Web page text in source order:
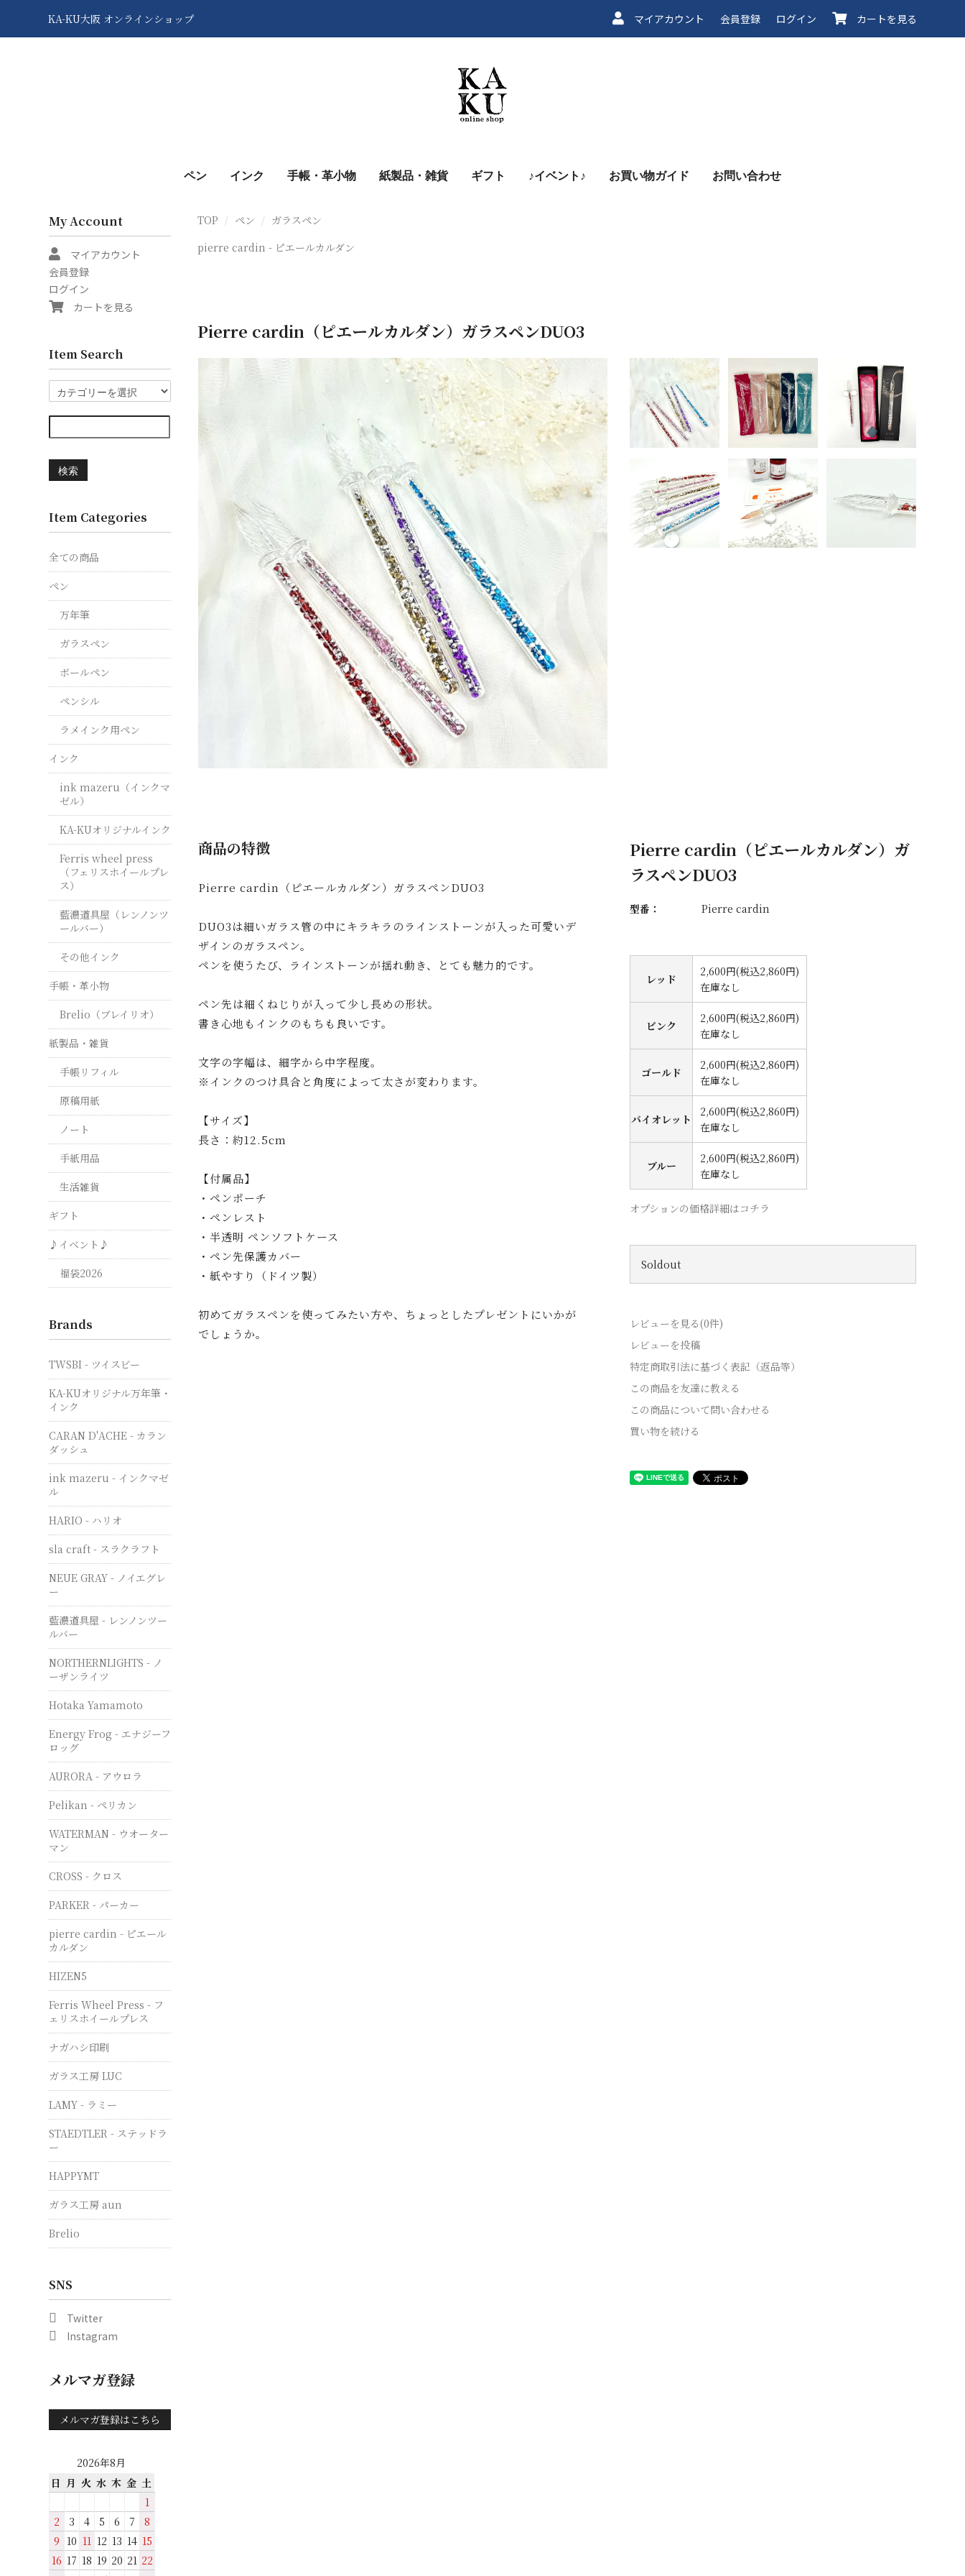
KA-KU大阪 オンラインショップ マイアカウント 会員登録 ログイン カートを見る
ペン インク 手帳・革小物 紙製品・雑貨 ギフト ♪イベント♪ お買い物ガイド お問い合わせ
TOP ペン
ガラスペン
pierre cardin - ピエールカルダン
Pierre cardin（ピエールカルダン）ガラスペンDUO3
商品の特徴
Pierre cardin（ピエールカルダン）ガラスペンDUO3
DUO3は細いガラス管の中にキラキラのラインストーンが入った可愛いデ
ザインのガラスペン。
ペンを使うたび、ラインストーンが揺れ動き、とても魅力的です。
ペン先は細くねじりが入って少し長めの形状。
書き心地もインクのもちも良いです。
文字の字幅は、細字から中字程度。
※インクのつけ具合と角度によって太さが変わります。
【サイズ】
長さ：約12.5cm
【付属品】
・ペンポーチ
・ペンレスト
・半透明 ペンソフトケース
・ペン先保護カバー
・紙やすり（ドイツ製）
初めてガラスペンを使ってみたい方や、ちょっとしたプレゼントにいかが
でしょうか。
Pierre cardin（ピエールカルダン）ガ
ラスペンDUO3
型番： Pierre cardin
レッド
2,600円(税込2,860円)
在庫なし
ピンク
2,600円(税込2,860円)
在庫なし
ゴールド
2,600円(税込2,860円)
在庫なし
バイオレット
2,600円(税込2,860円)
在庫なし
ブルー
2,600円(税込2,860円)
在庫なし
オプションの価格詳細はコチラ
Soldout
レビューを見る(0件)
レビューを投稿
特定商取引法に基づく表記（返品等）
この商品を友達に教える
この商品について問い合わせる
買い物を続ける
My Account
マイアカウント
会員登録
ログイン
カートを見る
Item Search
検索
Item Categories
全ての商品
ペン
万年筆
ガラスペン
ボールペン
ペンシル
ラメインク用ペン
インク
ink mazeru（インクマ
ゼル）
KA-KUオリジナルインク
Ferris wheel press
（フェリスホイールプレ
ス）
藍濃道具屋（レンノンツ
ールバー）
その他インク
手帳・革小物
Brelio（ブレイリオ）
紙製品・雑貨
手帳リフィル
原稿用紙
ノート
手紙用品
生活雑貨
ギフト
♪イベント♪
福袋2026
Brands
TWSBI - ツイスビー
KA-KUオリジナル万年筆・
インク
CARAN D'ACHE - カラン
ダッシュ
ink mazeru - インクマゼ
ル
HARIO - ハリオ
sla craft - スラクラフト
NEUE GRAY - ノイエグレ
ー
藍濃道具屋 - レンノンツー
ルバー
NORTHERNLIGHTS - ノ
ーザンライツ
Hotaka Yamamoto
Energy Frog - エナジーフ
ロッグ
AURORA - アウロラ
Pelikan - ペリカン
WATERMAN - ウオーター
マン
CROSS - クロス
PARKER - パーカー
pierre cardin - ピエール
カルダン
HIZEN5
Ferris Wheel Press - フ
ェリスホイールプレス
ナガハシ印刷
ガラス工房 LUC
LAMY - ラミー
STAEDTLER - ステッドラ
ー
HAPPYMT
ガラス工房 aun
Brelio
SNS
Twitter
Instagram
メルマガ登録
メルマガ登録はこちら
2026年8月
日 月 火 水 木 金 土
1
2
3 4 5 6 7
8
9 10 11 12 13 14 15
16 17 18 19 20 21 22